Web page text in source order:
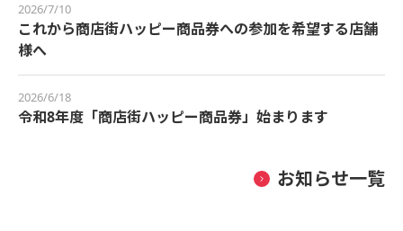
2026/7/10
これから商店街ハッピー商品券への参加を希望する店舗
様へ
2026/6/18
令和8年度「商店街ハッピー商品券」始まります
お知らせ一覧